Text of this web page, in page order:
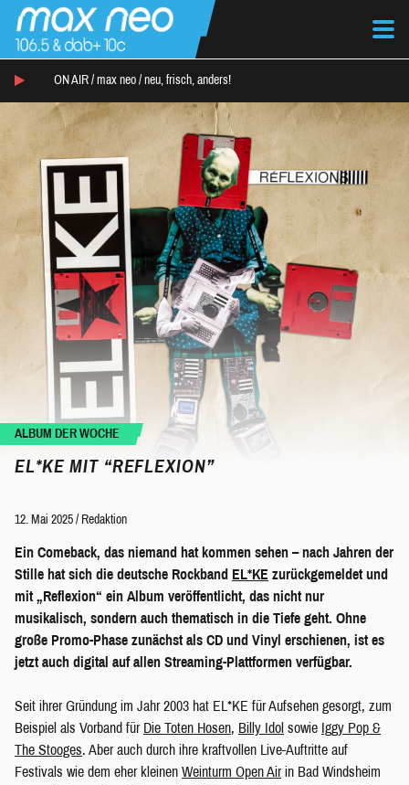
ON AIR / max neo / neu, frisch, anders!
ALBUM DER WOCHE
EL*KE MIT “REFLEXION”
12. Mai 2025 / Redaktion
Ein Comeback, das niemand hat kommen sehen – nach Jahren der
Stille hat sich die deutsche Rockband EL*KE zurückgemeldet und
mit „Reflexion“ ein Album veröffentlicht, das nicht nur
musikalisch, sondern auch thematisch in die Tiefe geht. Ohne
große Promo-Phase zunächst als CD und Vinyl erschienen, ist es
jetzt auch digital auf allen Streaming-Plattformen verfügbar.
Seit ihrer Gründung im Jahr 2003 hat EL*KE für Aufsehen gesorgt, zum
Beispiel als Vorband für Die Toten Hosen, Billy Idol sowie Iggy Pop &
The Stooges. Aber auch durch ihre kraftvollen Live-Auftritte auf
Festivals wie dem eher kleinen Weinturm Open Airin Bad Windsheim